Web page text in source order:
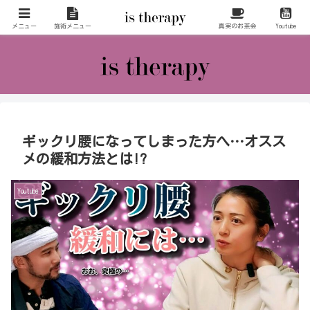
お客様の高次の存在をも意識してリラクゼーションを行わさせていただいてお
ります。
ギックリ腰になってしまった方へ…オスス
メの緩和方法とは!?
Youtube
メニュー 施術メニュー 真実のお茶会 Youtube